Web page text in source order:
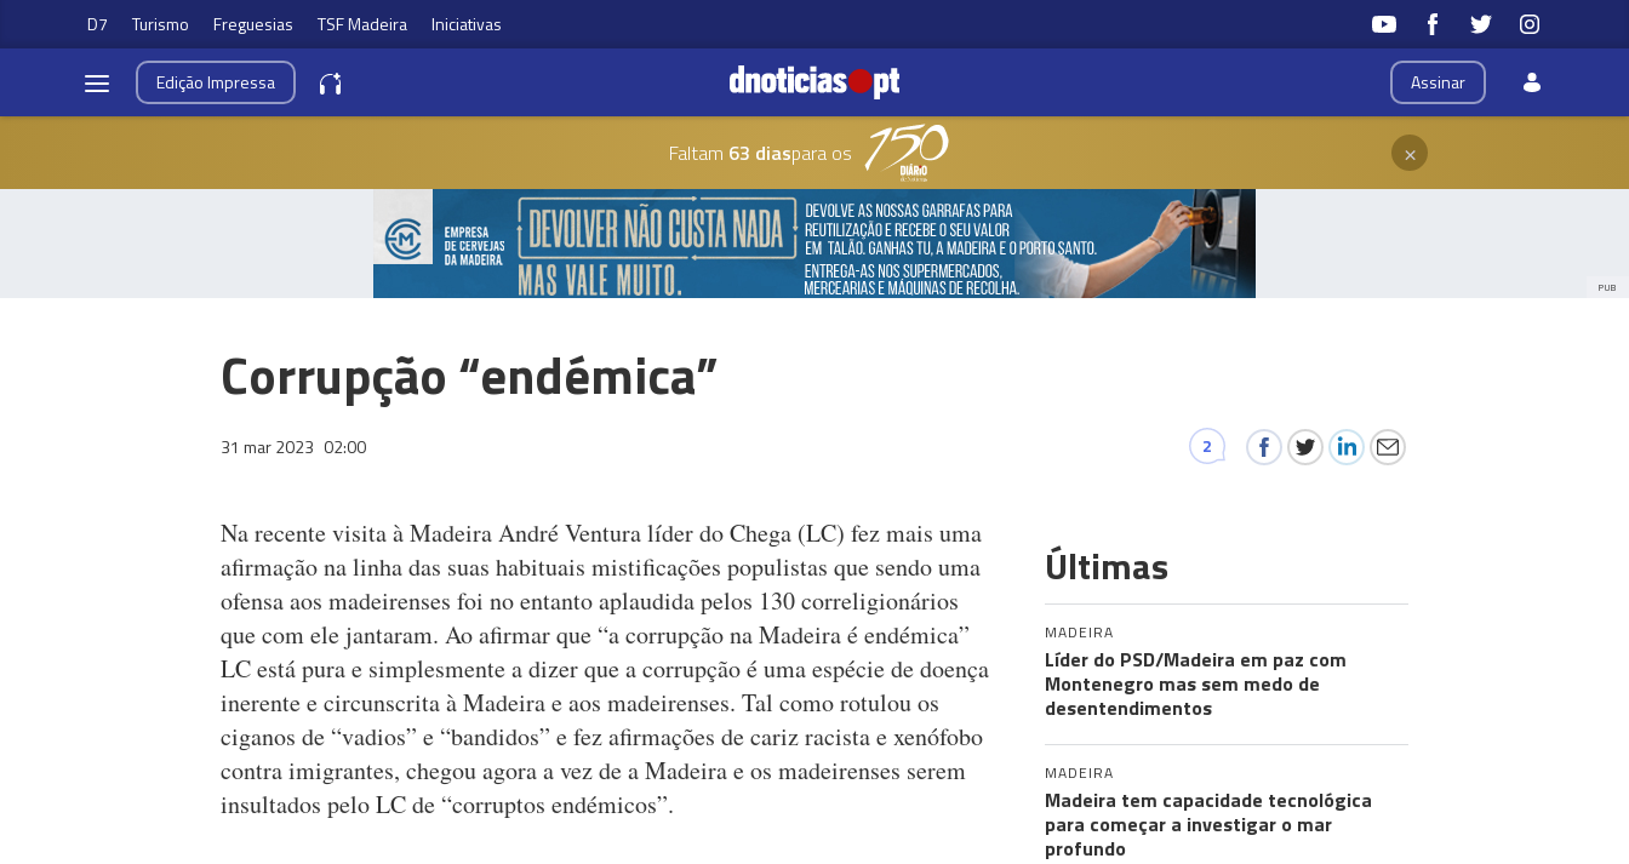
D7 Turismo Freguesias TSF Madeira Iniciativas
Assinar
EdiçãoImpressa
Faltam 63 diaspara os ×
PUB
Corrupção “endémica”
31 mar 2023 02:00 2
Na recente visita à Madeira André Ventura líder do Chega (LC) fez mais uma
afirmação na linha das suas habituais mistificações populistas que sendo uma
ofensa aos madeirenses foi no entanto aplaudida pelos 130 correligionários
que com ele jantaram. Ao afirmar que “a corrupção na Madeira é endémica”
LC está pura e simplesmente a dizer que a corrupção é uma espécie de doença
inerente e circunscrita à Madeira e aos madeirenses. Tal como rotulou os
ciganos de “vadios” e “bandidos” e fez afirmações de cariz racista e xenófobo
contra imigrantes, chegou agora a vez de a Madeira e os madeirenses serem
insultados pelo LC de “corruptos endémicos”.
Últimas
MADEIRA
Líder do PSD/Madeira em paz com
Montenegro mas sem medo de
desentendimentos
MADEIRA
Madeira tem capacidade tecnológica
para começar a investigar o mar
profundo